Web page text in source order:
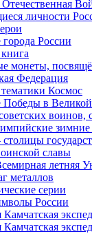
личности
России
монеты,
Федерация
Космос
Победы в
воинов,
зимние
столицы
славы
летняя
металлов
серии
России
Камчатская
Камчатская